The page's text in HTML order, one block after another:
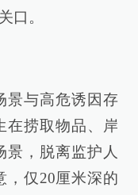
口。
景与高危诱因存
在捞取物品、岸
景，脱离监护人
，仅20厘米深的